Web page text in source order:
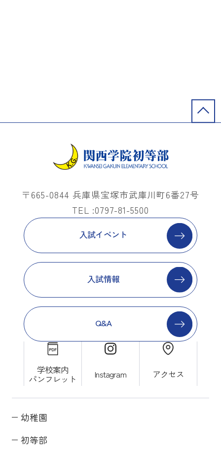
〒665-0844 兵庫県宝塚市武庫川町6番27号
TEL :0797-81-5500
入試イベント
入試情報
Q&A
学校案内
パンフレット Instagram アクセス
幼稚園
初等部